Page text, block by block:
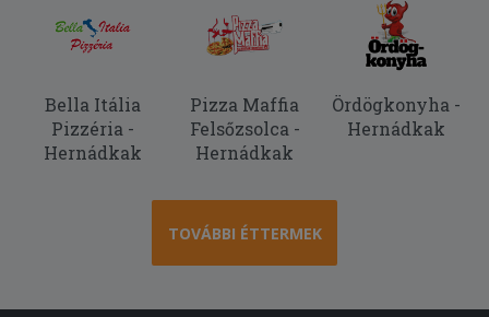
A kiszállítás nagyon gyors volt. Az étel
a megszokott magyaros ízvilágot
tükrözte.
2025-09-05 - Anna:
Minden rendben volt, hamar ki is
szállították. Meleg volt az étel és finom
2025-08-29 - Anikó:
Bella Itália
Pizzéria -
Hernádkak
Pizza Maffia
Felsőzsolca -
Hernádkak
Ördögkonyha -
Hernádkak
TOVÁBBI ÉTTERMEK